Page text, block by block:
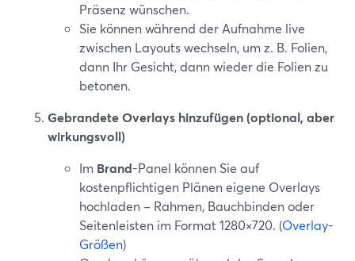
Präsenz wünschen.
Sie können während der Aufnahme live
zwischen Layouts wechseln, um z. B. Folien,
dann Ihr Gesicht, dann wieder die Folien zu
betonen.
Gebrandete Overlays hinzufügen (optional, aber
wirkungsvoll)
Im Brand-Panel können Sie auf
kostenpflichtigen Plänen eigene Overlays
hochladen – Rahmen, Bauchbinden oder
Seitenleisten im Format 1280×720. (Overlay-
Größen)